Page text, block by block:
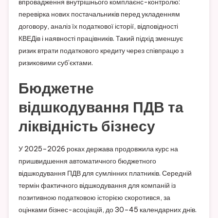
впровадження внутрішнього комплаєнс-контролю:
перевірка нових постачальників перед укладенням
договору, аналіз їх податкової історії, відповідності
КВЕДів і наявності працівників. Такий підхід зменшує
ризик втрати податкового кредиту через співпрацю з
ризиковими суб’єктами.
Бюджетне
відшкодування ПДВ та
ліквідність бізнесу
У 2025–2026 роках держава продовжила курс на
пришвидшення автоматичного бюджетного
відшкодування ПДВ для сумлінних платників. Середній
термін фактичного відшкодування для компаній із
позитивною податковою історією скоротився, за
оцінками бізнес-асоціацій, до 30–45 календарних днів.